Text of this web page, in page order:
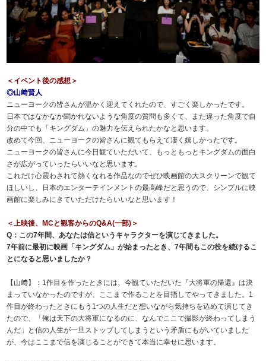
＜イベント後の感想＞
◎山﨑賢人
ニューヨークの皆さんが温かく迎えてくれたので、すごく楽しかったです。
日本ではなかなか聞かれないような角度の質問も多くて、また違った角度で自
分の中でも「キングダム」の魅力を伝えられたかなと思います。
改めて今回、ニューヨークの皆さんに観てもらえて凄く嬉しかったです。
ニューヨークの皆さんに今日観ていただいて、もっともっとキングダムの面白
さが広がっていったらいいなと思います。
これだけ心震わされて熱くなれる作品なのでぜひ映画館の大スクリーンで観て
ほしいし、日本のエンターテインメントの最高峰だと思うので、シンプルに映
画館に楽しみにきていただけたらいいなと思います！
＜上映後、MCと観客からのQ&A(一部)＞
Q：この7年間、あなたは信というキャラクターを演じてきました。
7年前に最初に映画「キングダム」が始まったとき、7年間もこの役を続けるこ
とになると思いましたか？
【山﨑】：1作目を作ったときには、今観ていただいた『大将軍の帰還』は決
まっていなかったのですが、ここまで作ることを目指してやってきました。1
作目が終わったときにもう1つの人生だと想いながら気持ちを込めて演じてき
たので、「俺は天下の大将軍になるのに、なんでここで撮影が終わってしまう
んだ」と信の人生が一旦ストップしてしまうという矛盾にもがいていました
が、今はここまで信を演じることができて本当に幸せに思います。